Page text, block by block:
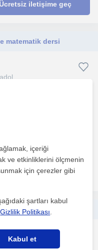
Ücretsiz iletişime geç
matematik dersi
iletişime geç
Matematik Özel Dersi
içeriği
ve etkinliklerini ölçmenin
için çerezler gibi
şartları kabul
Gizlilik Politikası
Kabul et